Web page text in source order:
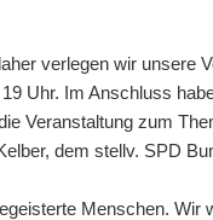
verlegen wir
Uhr. Im Anschluss
Veranstaltung zum
dem stellv. SPD
Menschen.